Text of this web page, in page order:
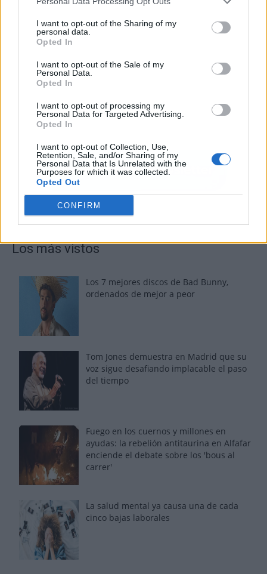
I want to opt-out of the Sharing of my
personal data.
Opted In
I want to opt-out of the Sale of my
Personal Data.
Opted In
I want to opt-out of processing my
Personal Data for Targeted Advertising.
Opted In
I want to opt-out of Collection, Use,
Retention, Sale, and/or Sharing of my
Personal Data that Is Unrelated with the
Purposes for which it was collected.
Opted Out
CONFIRM
Los más vistos
Los 7 mejores discos de Bad Bunny,
ordenados de mejor a peor
Tom Jones demuestra en Madrid que su
voz sigue desafiando implacable el paso
del tiempo
Fuego en los cuernos y millones en
ayudas: la rebelión antitaurina en Alfafar
enciende el debate sobre los 'bous al
carrer'
La salud mental ya causa una de cada
cinco bajas laborales